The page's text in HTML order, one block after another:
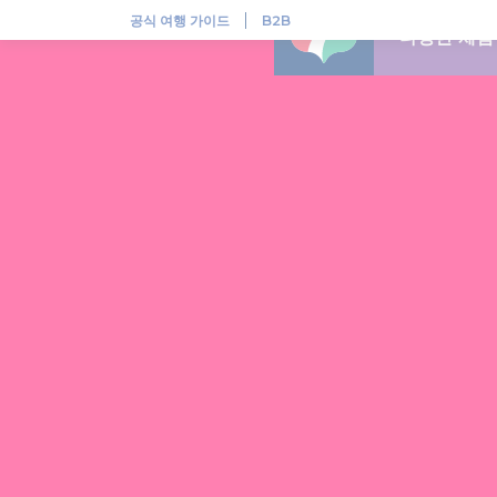
공식 여행 가이드 B2B
다양한 체